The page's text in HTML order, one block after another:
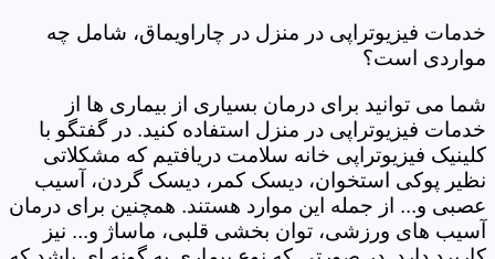
خدمات فیزیوتراپی در منزل در چاراویماق، شامل چه
مواردی است؟
شما می توانید برای درمان بسیاری از بیماری ها از
خدمات فیزیوتراپی در منزل استفاده کنید. در گفتگو با
کلینیک فیزیوتراپی خانه سلامت دریافتیم که مشکلاتی
نظیر پوکی استخوان، دیسک کمر، دیسک گردن، آسیب
عصبی و... از جمله این موارد هستند. همچنین برای درمان
آسیب های ورزشی، توان بخشی قلبی، ماساژ و... نیز